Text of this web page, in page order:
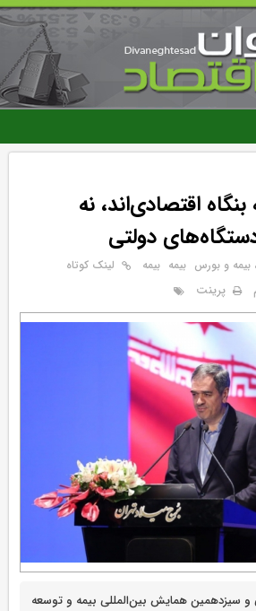
رفتن
محتوای
اصلی
اقتصادی‌اند، نه
دولتی
بیمه و بورس بيمه بیمه
لینک کوتاه
پرینت
همایش بین‌المللی بیمه و توسعه